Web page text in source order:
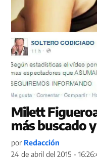
Milett
más buscado
por Redacción
24 de abril del 2015 -